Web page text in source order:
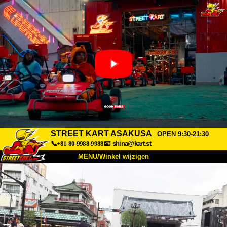
STREET KART ASAKUSA
OPEN 9:30-21:30
📞+81-80-9988-9988📧 shina@kart.st
MENU/Winkel wijzigen
Over Specificaties Prijzen
Toegang Ervaringen FAQ